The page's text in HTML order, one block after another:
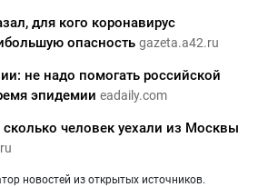
для кого коронавирус
опасность gazeta.a42.ru
не надо помогать российской
эпидемии eadaily.com
человек уехали из Москвы
новостей из открытых источников.